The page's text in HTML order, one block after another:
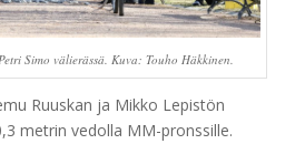
Simo välierässä. Kuva: Touho Häkkinen.
Ruuskan ja Mikko Lepistön
metrin vedolla MM-pronssille.